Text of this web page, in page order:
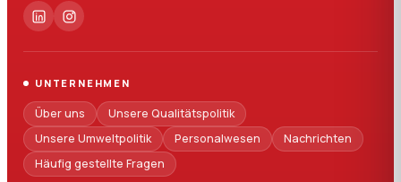
UNTERNEHMEN
Über uns
Unsere Qualitätspolitik
Unsere Umweltpolitik
Personalwesen
Nachrichten
Häufig gestellte Fragen